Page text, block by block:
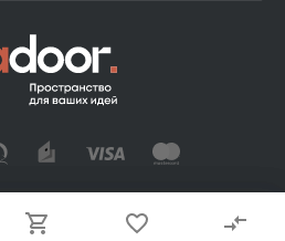
фабрики дверей ZADOOR,
защищены